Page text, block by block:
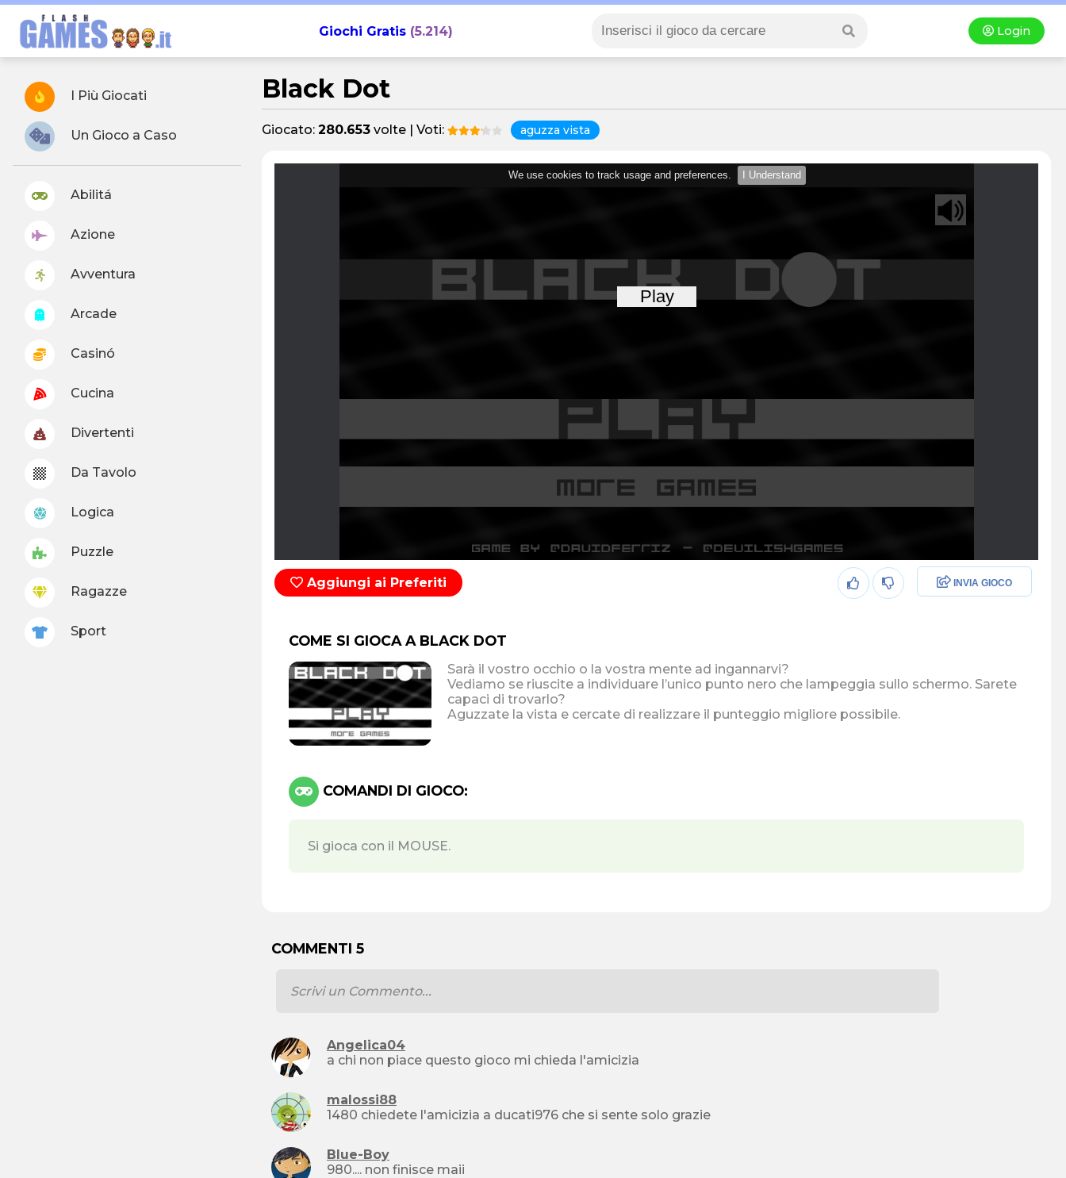
Giochi Gratis(5.214) Login
I Più Giocati
Un Gioco a Caso
Abilitá
Azione
Avventura
Arcade
Casinó
Cucina
Divertenti
Da Tavolo
Logica
Puzzle
Ragazze
Sport
Black Dot
Giocato: 280.653 volte | Voti: aguzza vista
Aggiungi ai Preferiti INVIA GIOCO
COME SI GIOCA A BLACK DOT
Sarà il vostro occhio o la vostra mente ad ingannarvi?
Vediamo se riuscite a individuare l’unico punto nero che lampeggia sullo schermo. Sarete
capaci di trovarlo?
Aguzzate la vista e cercate di realizzare il punteggio migliore possibile.
COMANDI DI GIOCO:
Si gioca con il MOUSE.
COMMENTI 5
Angelica04
a chi non piace questo gioco mi chieda l'amicizia
malossi88
1480 chiedete l'amicizia a ducati976 che si sente solo grazie
Blue-Boy
980.... non finisce maii